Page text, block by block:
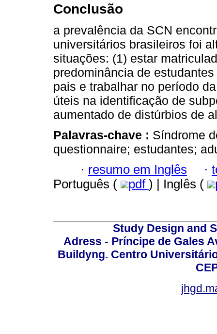
Conclusão
a prevalência da SCN
universitários brasileiros foi
situações: (1) estar
predominância de
pais e trabalhar no período
úteis na identificação de
aumentado de distúrbios de
Palavras-chave : Síndrome
questionnaire; estudantes;
· resumo em Inglês ·
Português (
pdf ) | Inglês (
Study Design and
Adress - Príncipe de Gales
Buildyng. Centro